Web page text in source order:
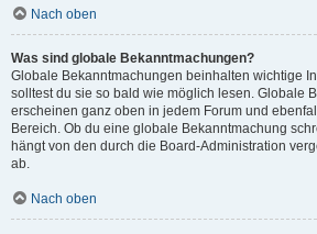
Nach oben
Was sind globale Bekanntmachungen?
Globale Bekanntmachungen beinhalten wichtige
solltest du sie so bald wie möglich lesen. Globale
erscheinen ganz oben in jedem Forum und
Bereich. Ob du eine globale Bekanntmachung
hängt von den durch die Board-Administration
ab.
Nach oben